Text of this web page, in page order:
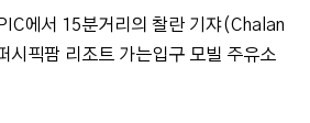
에서 15분거리의 찰란 기쟈(Chalan
픽팜 리조트 가는입구 모빌 주유소